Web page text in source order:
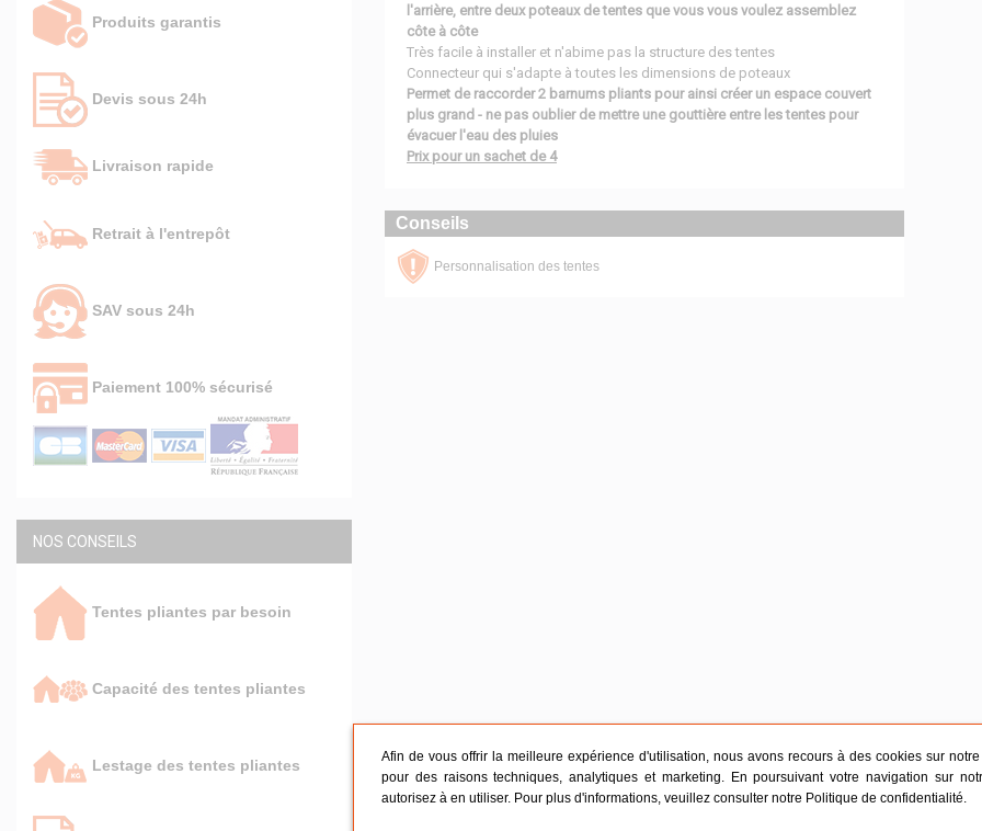
Produits garantis
Devis sous 24h
Livraison rapide
Retrait à l'entrepôt
SAV sous 24h
Paiement 100% sécurisé
NOS CONSEILS
Tentes pliantes par besoin
Capacité des tentes pliantes
Lestage des tentes pliantes
l'arrière, entre deux poteaux de tentes que vous vous voulez assemblez
côte à côte
Très facile à installer et n'abime pas la structure des tentes
Connecteur qui s'adapte à toutes les dimensions de poteaux
Permet de raccorder 2 barnums pliants pour ainsi créer un espace couvert
plus grand - ne pas oublier de mettre une gouttière entre les tentes pour
évacuer l'eau des pluies
Prix pour un sachet de 4
Conseils
Personnalisation des tentes
Afin de vous offrir la meilleure expérience d'utilisation, nous avons recours à des cookies sur
pour des raisons techniques, analytiques et marketing. En poursuivant votre navigation sur
autorisez à en utiliser. Pour plus d'informations, veuillez consulter notre Politique de confidentialité